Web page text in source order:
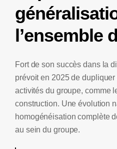
l’ensemble
Fort de son succès dans la
prévoit en 2025 dedupliquer
activités du groupe, comme
construction. Une évolution
homogénéisation complète
au sein du groupe.